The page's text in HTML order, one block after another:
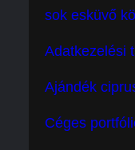
sok esküvő
Adatkezelési
Ajándék
Céges